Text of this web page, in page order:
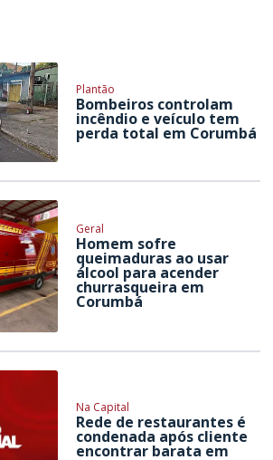
Plantão
Bombeiros controlam
incêndio e veículo tem
perda total em Corumbá
Geral
Homem sofre
queimaduras ao usar
álcool para acender
churrasqueira em
Corumbá
Na Capital
Rede de restaurantes é
condenada após cliente
encontrar barata em